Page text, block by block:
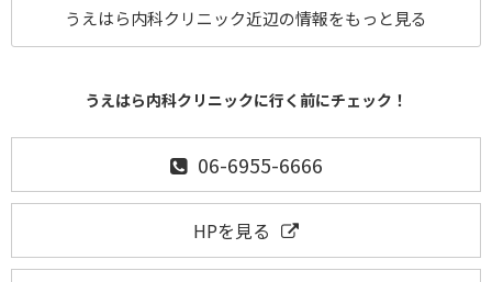
うえはら内科クリニック近辺の情報をもっと見る
うえはら内科クリニックに行く前にチェック！
06-6955-6666
HPを見る